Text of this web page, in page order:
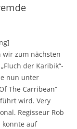
wir zum nächsten
der Karibik“-
nun unter
The Carribean“
wird. Very
Regisseur Rob
konnte auf